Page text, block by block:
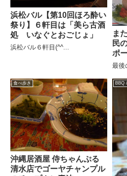
浜松バル【第10回ほろ酔い
祭り】６軒目は「美ら古酒
処 いなぐとおごじょ」
浜松バル６軒目(^^...
ま
民
ポ
最後
食べ歩き
沖縄居酒屋 侍ちゃんぷる
清水店でゴーヤチャンプル
BBQ